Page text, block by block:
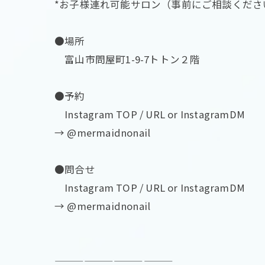
*お子様連れ可能サロン（事前にご相談くだ
●場所
富山市問屋町1-9-7トトン２階
●予約
Instagram TOP / URL or InstagramDM
→ @mermaidnonail
●問合せ
Instagram TOP / URL or InstagramDM
→ @mermaidnonail
————————————